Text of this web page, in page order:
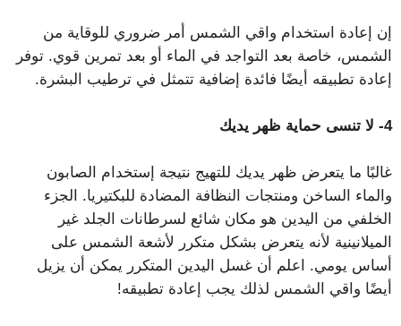
إن إعادة استخدام واقي الشمس أمر ضروري للوقاية من
الشمس، خاصة بعد التواجد في الماء أو بعد تمرين قوي. توفر
إعادة تطبيقه أيضًا فائدة إضافية تتمثل في ترطيب البشرة.
4- لا تنسى حماية ظهر يديك
غالبًا ما يتعرض ظهر يديك للتهيج نتيجة إستخدام الصابون
والماء الساخن ومنتجات النظافة المضادة للبكتيريا. الجزء
الخلفي من اليدين هو مكان شائع لسرطانات الجلد غير
الميلانينية لأنه يتعرض بشكل متكرر لأشعة الشمس على
أساس يومي. اعلم أن غسل اليدين المتكرر يمكن أن يزيل
أيضًا واقي الشمس لذلك يجب إعادة تطبيقه!